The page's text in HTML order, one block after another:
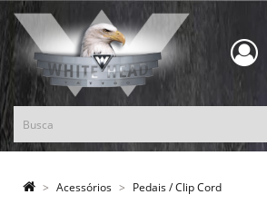
Acessórios Pedais / Clip Cord